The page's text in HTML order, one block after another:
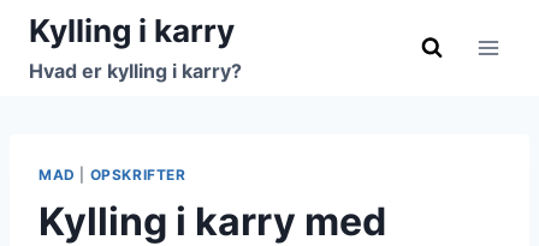
Fortsæt
indhold
Kylling i karry
Hvad er kylling i karry?
MAD OPSKRIFTER
Kylling i karry med